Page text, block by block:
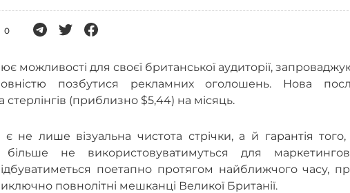
0
для своєї британської аудиторії,
позбутися рекламних оголошень. Нова
(приблизно $5,44) на місяць.
не лише візуальна чистота стрічки, а й гарантія
більше не використовуватимуться для
поетапно протягом найближчого часу,
повнолітні мешканці Великої Британії.